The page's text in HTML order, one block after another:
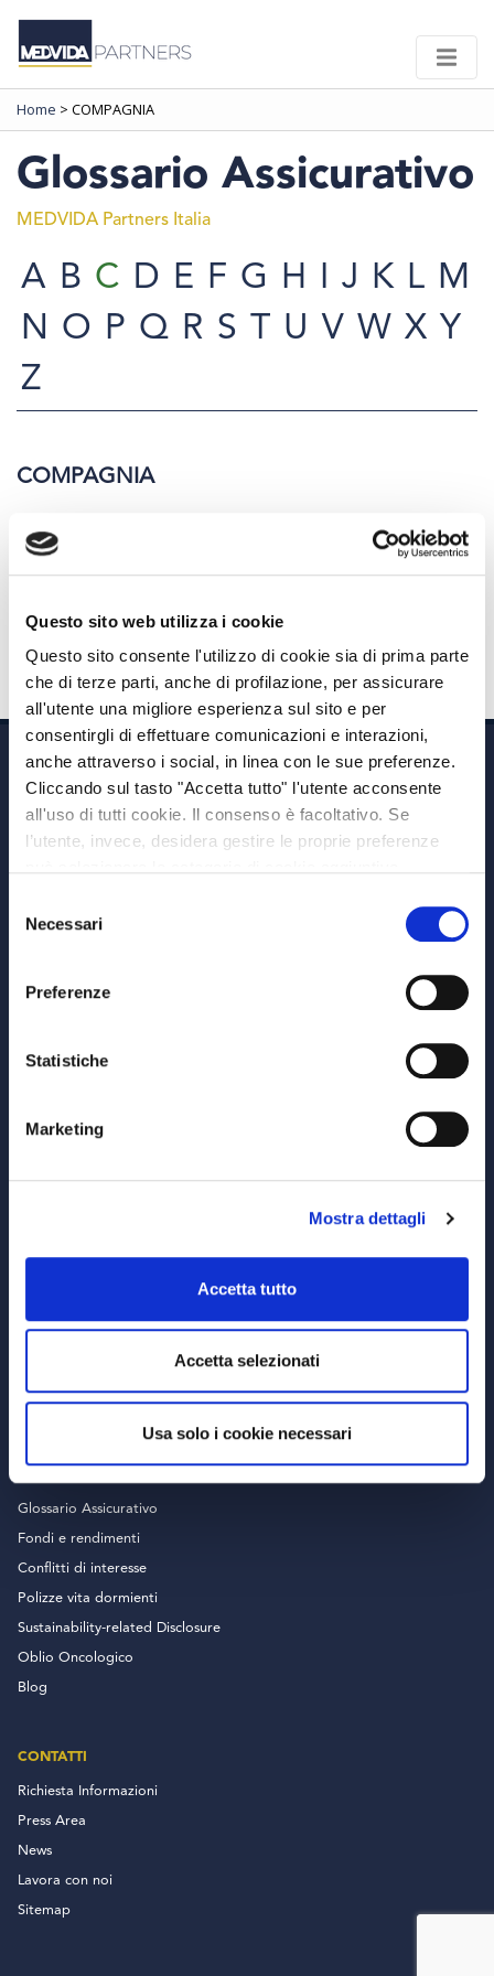
Questo sito web utilizza i cookie
Questo sito consente l'utilizzo di cookie sia di prima parte
che di terze parti, anche di profilazione, per assicurare
all'utente una migliore esperienza sul sito e per
consentirgli di effettuare comunicazioni e interazioni,
anche attraverso i social, in linea con le sue preferenze.
Cliccando sul tasto "Accetta tutto" l'utente acconsente
all'uso di tutti cookie. Il consenso è facoltativo. Se
l’utente, invece, desidera gestire le proprie preferenze
è possibile cliccare sul pulsante "Mostra dettagli".
delNecessari
Preferenze
Statistiche
Marketing
Mostra dettagli
Accetta tutto
Accetta selezionati
Usa solo i cookie necessari
Home > COMPAGNIA
Glossario Assicurativo
MEDVIDA Partners Italia
A B C D E F G H I J K L M
N O P Q R S T U V W X Y
Z
COMPAGNIA
autorizzata all’esercizio delle assicurazioni sulla base
A.Albricci 7 – 20122 Milano (Italia).
MEDVIDA Partners
Prodotti di Investimento
RISORSE UTILI
Denuncia un sinistro
Glossario Assicurativo
Fondi e rendimenti
Conflitti di interesse
Polizze vita dormienti
Sustainability-related Disclosure
Oblio Oncologico
Blog
CONTATTI
Richiesta Informazioni
Press Area
News
Lavora con noi
Sitemap